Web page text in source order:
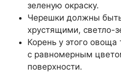
зеленую окраску.
Черешки должны
хрустящими, светло-
Корень у этого
с равномерным
поверхности.